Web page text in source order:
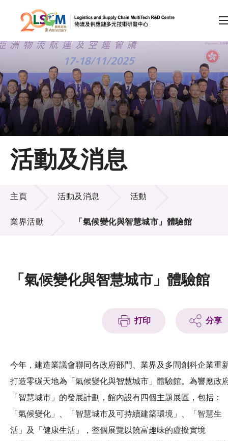
跳到內容（按回車鍵）
會員登入
A A EN 繁 简
主頁
關於LSCM
技術商品化
項目及資助計劃
活動及消息
獎項
科技分享
會籍
活動及消息
活動及消息
主頁 活動及消息 活動
業界活動 「氣候變化與智慧城市」體驗館
「氣候變化與智慧城市」體驗館
打印 分享
今年，建造業議會聯同各政府部門、業界及多間創科企業重
打造零碳天地為「氣候變化與智慧城市」體驗館。為響應政
「智慧城市」的發展計劃，館內設有四個主題展區，包括：
「氣候變化」、「智慧城市及可持續建築環境」、「智慧生
活」及「健康生活」，整個展覽以饒富趣味的虛擬實境